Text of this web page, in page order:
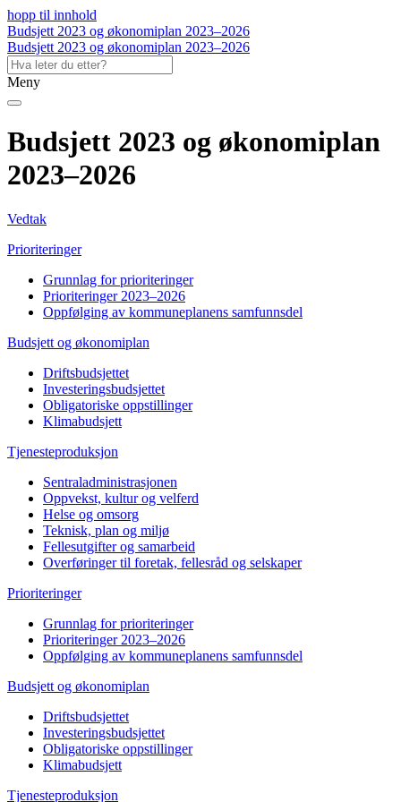
hopp til innhold
Budsjett 2023 og økonomiplan 2023–2026
Budsjett 2023 og økonomiplan 2023–2026
Meny
Budsjett 2023 og økonomiplan
2023–2026
Vedtak
Prioriteringer
Grunnlag for prioriteringer
Prioriteringer 2023–2026
Oppfølging av kommuneplanens samfunnsdel
Budsjett og økonomiplan
Driftsbudsjettet
Investeringsbudsjettet
Obligatoriske oppstillinger
Klimabudsjett
Tjenesteproduksjon
Sentraladministrasjonen
Oppvekst, kultur og velferd
Helse og omsorg
Teknisk, plan og miljø
Fellesutgifter og samarbeid
Overføringer til foretak, fellesråd og selskaper
Prioriteringer
Grunnlag for prioriteringer
Prioriteringer 2023–2026
Oppfølging av kommuneplanens samfunnsdel
Budsjett og økonomiplan
Driftsbudsjettet
Investeringsbudsjettet
Obligatoriske oppstillinger
Klimabudsjett
Tjenesteproduksjon